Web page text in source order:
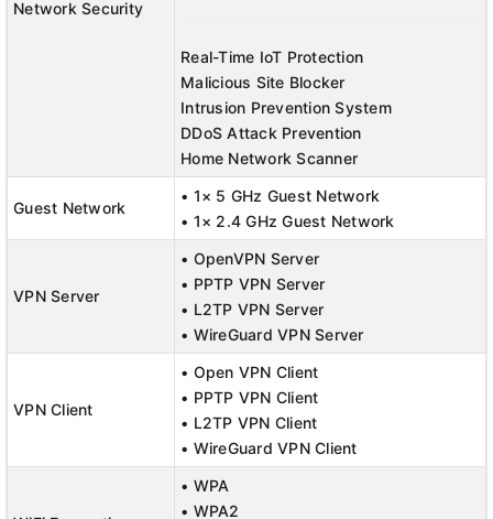
Network Security
Real-Time IoT Protection
Malicious Site Blocker
Intrusion Prevention System
DDoS Attack Prevention
Home Network Scanner
Guest Network
• 1× 5 GHz Guest Network
• 1× 2.4 GHz Guest Network
VPN Server
• OpenVPN Server
• PPTP VPN Server
• L2TP VPN Server
• WireGuard VPN Server
VPN Client
• Open VPN Client
• PPTP VPN Client
• L2TP VPN Client
• WireGuard VPN Client
• WPA
• WPA2